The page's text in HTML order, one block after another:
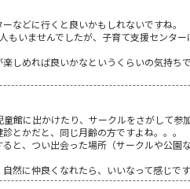
などに行くと良いかもしれないですね。
もいませんでしたが、子育て支援センタ
しめれば良いかなというくらいの気持ちで
館に出かけたり、サークルをさがして参
とかだと、同じ月齢の方ですよね。。。
と、つい出会った場所（サークルや公
然に仲良くなれたら、いいなって感じです